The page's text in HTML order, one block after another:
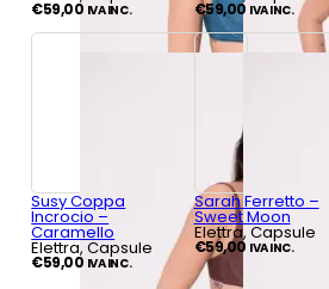
€59,00 IVA INC. €59,00 IVA INC.
Susy Coppa
Incrocio –
Caramello
Elettra, Capsule
€59,00 IVA INC.
Sarah Ferretto –
Sweet Moon
Elettra, Capsule
€59,00 IVA INC.